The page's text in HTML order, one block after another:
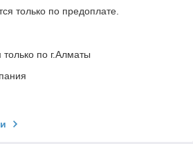
только по предоплате.
только по г.Алматы